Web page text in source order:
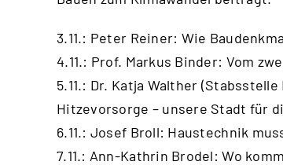
3.11.: Peter Reiner: Wie
4.11.: Prof. Markus Binder: Vom
5.11.: Dr. Katja Walther
Hitzevorsorge – unsere Stadt für
6.11.: Josef Broll: Haustechnik
7.11.: Ann-Kathrin Brodel: Wo